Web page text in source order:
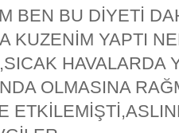
BEN BU DİYETİ
KUZENİM YAPTI
HAVALARDA
OLMASINA